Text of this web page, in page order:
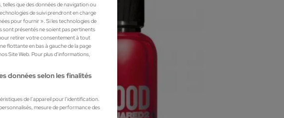
que des données de navigation ou
de suivi prendront en charge
pour fournir ». Si les technologies de
sont présentés ne soient pas pertinents
retirer votre consentement à tout
flottante en bas à gauche de la page
Site Web. Pour plus d’informations,
données selon les finalités
de l’appareil pour l’identification.
mesure de performance des